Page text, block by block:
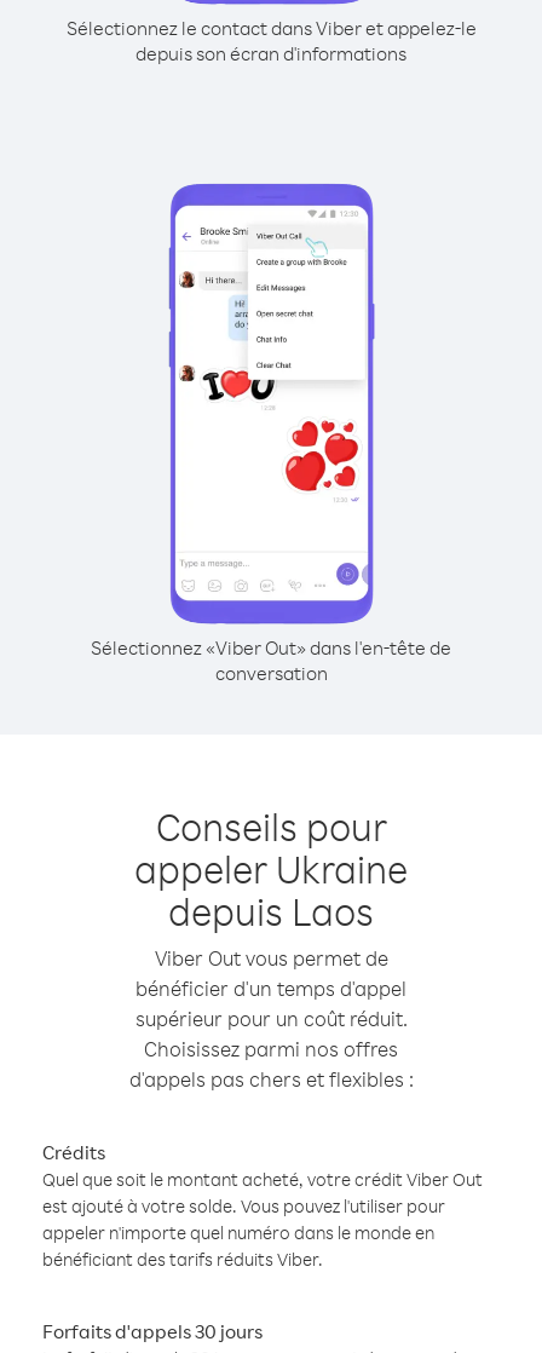
Sélectionnez le contact dans Viber et appelez-le
depuis son écran d'informations
Sélectionnez «Viber Out» dans l'en-tête de
conversation
Conseils pour
appeler Ukraine
depuis Laos
Viber Out vous permet de
bénéficier d'un temps d'appel
supérieur pour un coût réduit.
Choisissez parmi nos offres
d'appels pas chers et flexibles :
Crédits
Quel que soit le montant acheté, votre crédit Viber Out
est ajouté à votre solde. Vous pouvez l'utiliser pour
appeler n'importe quel numéro dans le monde en
bénéficiant des tarifs réduits Viber.
Forfaits d'appels 30 jours